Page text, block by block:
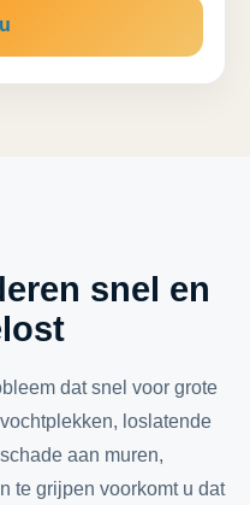
snel en
dat snel voor grote
loslatende
aan muren,
te grijpen voorkomt u dat